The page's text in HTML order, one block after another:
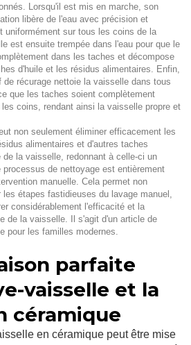
Lorsqu'il est mis en marche, son
libère de l'eau avec précision et
uniformément sur tous les coins de la
est ensuite trempée dans l'eau pour que le
dans les taches et décompose
d'huile et les résidus alimentaires. Enfin,
récurage nettoie la vaisselle dans tous
que les taches soient complètement
coins, rendant ainsi la vaisselle propre et
non seulement éliminer efficacement les
alimentaires et d'autres taches
la vaisselle, redonnant à celle-ci un
de nettoyage est entièrement
manuelle. Cela permet non
étapes fastidieuses du lavage manuel,
considérablement l'efficacité et la
de la vaisselle. Il s'agit d'un article de
pour les familles modernes.
parfaite
vaisselle et la
céramique
en céramique peut être mise